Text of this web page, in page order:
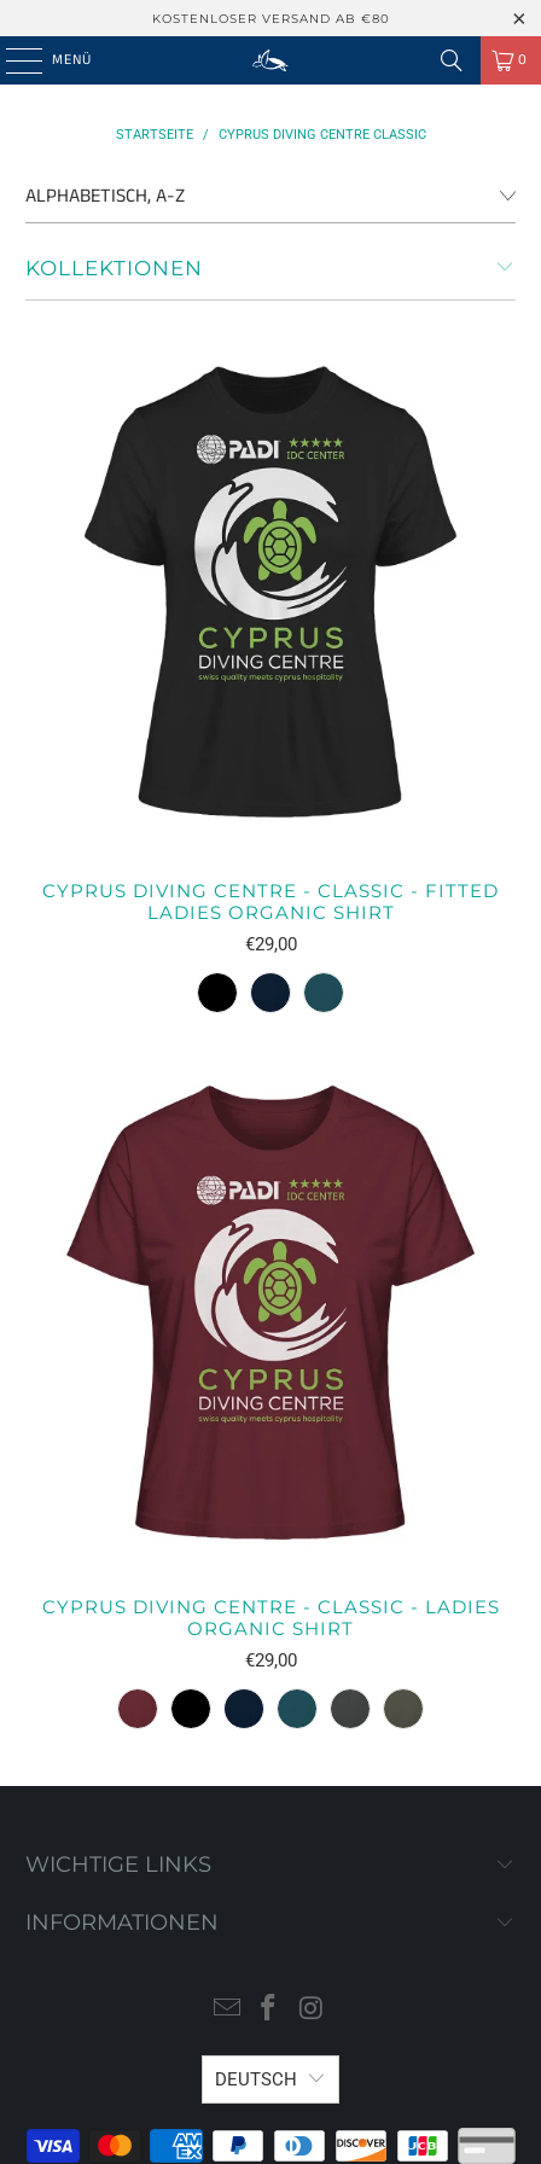
KOSTENLOSER VERSAND AB €80
MENÜ 0
STARTSEITE / CYPRUS DIVING CENTRE CLASSIC
KOLLEKTIONEN
CYPRUS DIVING CENTRE - CLASSIC - FITTED
LADIES ORGANIC SHIRT
€29,00
CYPRUS DIVING CENTRE - CLASSIC - LADIES
ORGANIC SHIRT
€29,00
WICHTIGE LINKS
INFORMATIONEN
DEUTSCH